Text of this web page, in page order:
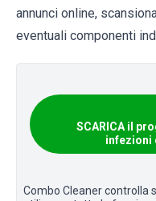
annunci online,
eventuali componenti
SCARICA il
infezioni
Combo Cleaner controlla